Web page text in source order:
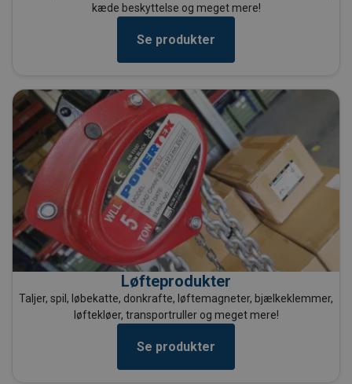
kæde beskyttelse og meget mere!
Se produkter
Løfteprodukter
Taljer, spil, løbekatte, donkrafte, løftemagneter, bjælkeklemmer,
løftekløer, transportruller og meget mere!
Se produkter